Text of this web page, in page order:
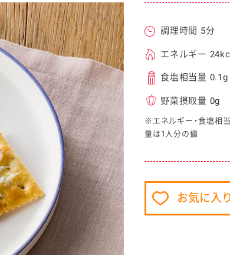
子どもと野菜をたのしもう
おうちでミールストック
みんなの食と健康応援
キユーピーとヤサイな
仲間たち
テレビ・ラジオ
イベント協賛
研究開発 株主・投資家の皆様へ
調理時間 5分
エネルギー
食塩相当量 0.1g
野菜摂取量 0g
※エネルギー・食塩相
量は1人分の値
お気に入